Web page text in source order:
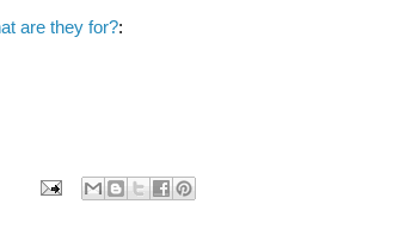
are they for?: